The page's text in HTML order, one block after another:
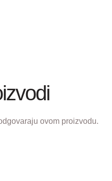
ovom proizvodu.